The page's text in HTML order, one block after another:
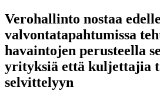
Verohallinto nostaa
valvontatapahtumissa
havaintojen perusteella
yrityksiä että kuljettajia
selvittelyyn